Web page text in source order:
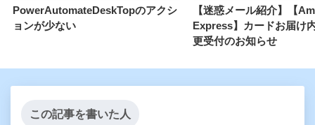
PowerAutomateDeskTopのアクシ
ョンが少ない
【迷惑メール紹介】【
Express】カードお届け
更受付のお知らせ
この記事を書いた人